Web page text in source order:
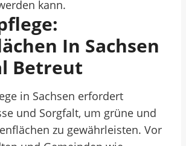
kann.
In Sachsen
Betreut
in Sachsen erfordert
und Sorgfalt, um grüne und
zu gewährleisten. Vor